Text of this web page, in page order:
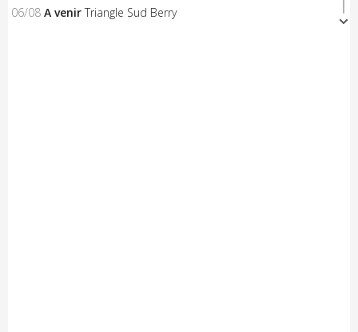
06/08 A venir Triangle Sud Berry